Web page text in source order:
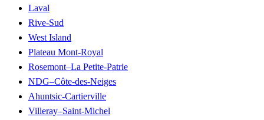
Laval
Rive-Sud
West Island
Plateau Mont-Royal
Rosemont–La Petite-Patrie
NDG–Côte-des-Neiges
Ahuntsic-Cartierville
Villeray–Saint-Michel